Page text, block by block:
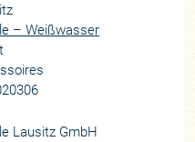
– Weißwasser
Lausitz GmbH